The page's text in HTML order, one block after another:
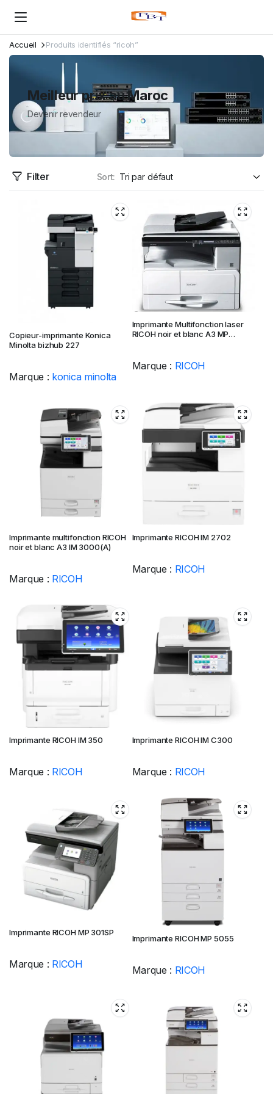
Accueil Produits identifiés “ricoh”
Meilleur prix au Maroc
Devenir revendeur
Filter Sort:
Copieur-imprimante Konica
Minolta bizhub 227
Marque : konica minolta
Imprimante Multifonction laser
RICOH noir et blanc A3 MP
Marque : RICOH
Imprimante multifonction RICOH
noir et blanc A3 IM 3000(A)
Marque : RICOH
Imprimante RICOH IM 2702
Marque : RICOH
Imprimante RICOH IM 350
Marque : RICOH
Imprimante RICOH IM C300
Marque : RICOH
Imprimante RICOH MP 301SP
Marque : RICOH
Imprimante RICOH MP 5055
Marque : RICOH